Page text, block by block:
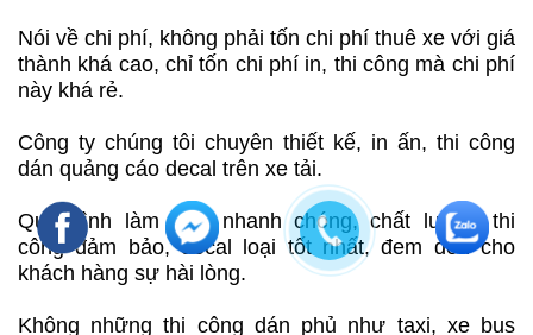
Nói về chi phí, không phải tốn chi phí thuê xe với giá
thành khá cao, chỉ tốn chi phí in, thi công mà chi phí
này khá rẻ.
Công ty chúng tôi chuyên thiết kế, in ấn, thi công
dán quảng cáo decal trên xe tải.
Quy trình làm việc nhanh chóng, chất lượng thi
công đảm bảo, decal loại tốt nhất, đem đến cho
khách hàng sự hài lòng.
Không những thi công dán phủ như taxi, xe bus